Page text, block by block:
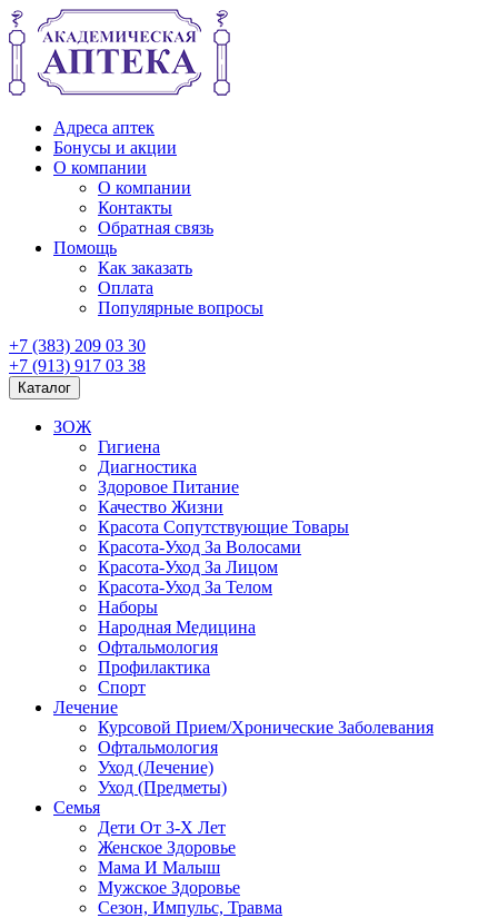
Адреса аптек
Бонусы и акции
О компании
О компании
Контакты
Обратная связь
Помощь
Как заказать
Оплата
Популярные вопросы
+7 (383) 209 03 30
+7 (913) 917 03 38
Каталог
ЗОЖ
Гигиена
Диагностика
Здоровое Питание
Качество Жизни
Красота Сопутствующие Товары
Красота-Уход За Волосами
Красота-Уход За Лицом
Красота-Уход За Телом
Наборы
Народная Медицина
Офтальмология
Профилактика
Спорт
Лечение
Курсовой Прием/Хронические Заболевания
Офтальмология
Уход (Лечение)
Уход (Предметы)
Семья
Дети От 3-Х Лет
Женское Здоровье
Мама И Малыш
Мужское Здоровье
Сезон, Импульс, Травма